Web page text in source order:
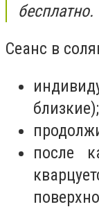
бесплатно.
Сеанс в
близкие);
после